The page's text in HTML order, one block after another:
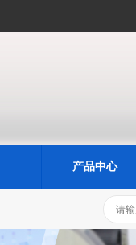
产品中心